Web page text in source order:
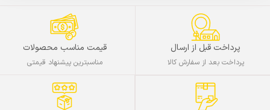
پرداخت قبل از ارسال
پرداخت بعد از سفارش کالا
قیمت مناسب محصولات
مناسبترین پیشنهاد قیمتی